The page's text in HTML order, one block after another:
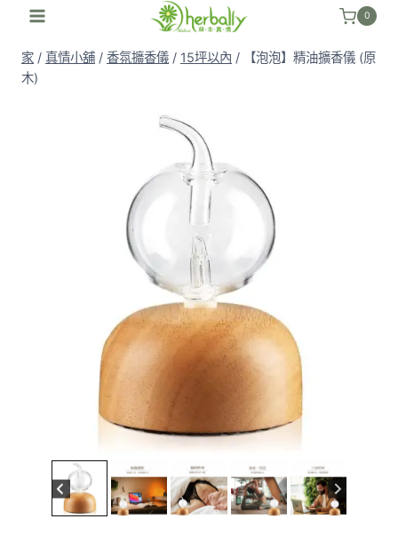
0
家 / 真情小舖 / 香氛擴香儀 / 15坪以內 /
【泡泡】精油擴香儀 (原
木)